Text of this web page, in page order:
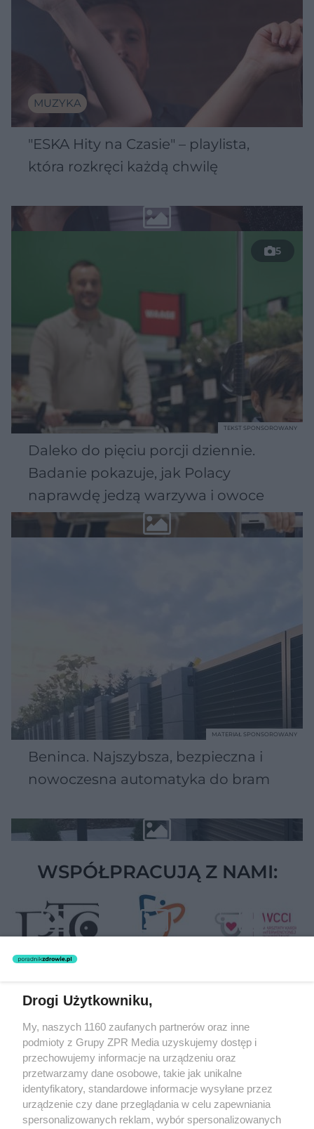
MUZYKA
"ESKA Hity na Czasie" – playlista,
która rozkręci każdą chwilę
5
Daleko do pięciu porcji dziennie.
Badanie pokazuje, jak Polacy
naprawdę jedzą warzywa i owoce
TEKST SPONSOROWANY
Beninca. Najszybsza, bezpieczna i
nowoczesna automatyka do bram
MATERIAŁ SPONSOROWANY
WSPÓŁPRACUJĄ Z NAMI:
Żaden utwór zamieszczony w serwisie nie może być powielany i
rozpowszechniany lub dalej rozpowszechniany w jakikolwiek sposób
(w tym także elektroniczny lub mechaniczny) na jakimkolwiek polu
eksploatacji w jakiejkolwiek formie, włącznie z umieszczaniem w
Internecie bez pisemnej zgody właściciela praw. Jakiekolwiek użycie
lub wykorzystanie utworów w całości lub w części z naruszeniem
prawa, tzn. bez właściwej zgody, jest zabronione pod groźbą kary i
może być ścigane prawnie.
Drogi Użytkowniku,
My, naszych 1160 zaufanych partnerów oraz inne
podmioty z Grupy ZPR Media uzyskujemy dostęp i
przechowujemy informacje na urządzeniu oraz
przetwarzamy dane osobowe, takie jak unikalne
identyfikatory, standardowe informacje wysyłane przez
urządzenie czy dane przeglądania w celu zapewniania
spersonalizowanych reklam, wybór spersonalizowanych